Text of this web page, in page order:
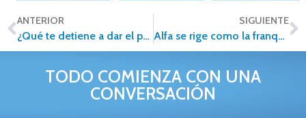
ANTERIOR
¿Qué te detiene a dar el paso? ¡Atrévete a ser empresario!
SIGUIENTE
Alfa se rige como la franquicia inmobiliaria de México
TODO COMIENZA CON UNA
CONVERSACIÓN